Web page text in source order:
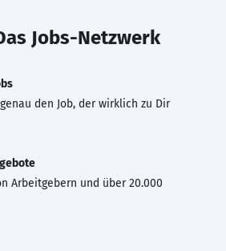
Jobs-Netzwerk
den Job, der wirklich zu Dir
Arbeitgebern und über 20.000